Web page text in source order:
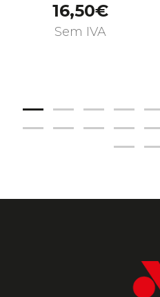
16,50€
Sem IVA